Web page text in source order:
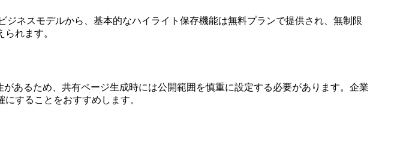
ネスモデルから、基本的なハイライト保存機能は無料プランで提供され、無制限
れます。
あるため、共有ページ生成時には公開範囲を慎重に設定する必要があります。企業
することをおすすめします。